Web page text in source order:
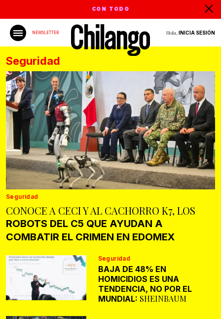
CON TODO
NEWSLETTER Hola, INICIA SESIÓN
Seguridad
Seguridad
CONOCE A CECI Y AL CACHORRO K7, LOS
ROBOTS DEL C5 QUE AYUDAN A
COMBATIR EL CRIMEN EN EDOMEX
Seguridad
BAJA DE 48% EN
HOMICIDIOS ES UNA
TENDENCIA, NO POR EL
MUNDIAL: SHEINBAUM